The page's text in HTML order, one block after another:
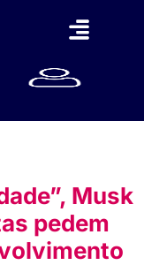
Musk
pedem